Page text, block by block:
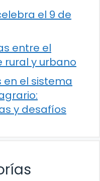
el 9 de
entre el
rural y urbano
el sistema
y desafíos